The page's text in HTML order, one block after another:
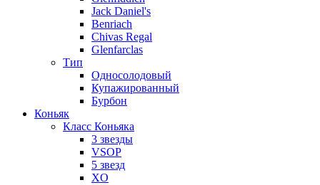
Jack Daniel's
Benriach
Chivas Regal
Glenfarclas
Тип
Односолодовый
Купажированный
Бурбон
Коньяк
Класс Коньяка
3 звезды
VSOP
5 звезд
XO